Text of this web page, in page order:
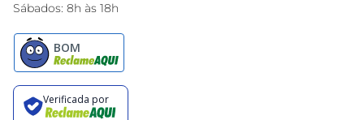
Sábados: 8h às 18h